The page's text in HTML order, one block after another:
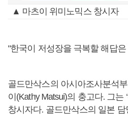
▲ 마츠이 위미노믹스 창시자
"한국이 저성장을 극복할 해답
골드만삭스의 아시아조사분석
이(Kathy Matsui)의 충고다. 그는
창시자다. 골드만삭스의 일본